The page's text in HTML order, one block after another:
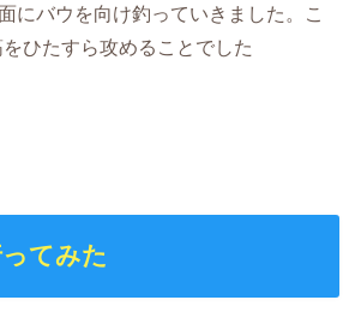
にバウを向け釣っていきました。こ
ひたすら攻めることでした
てみた